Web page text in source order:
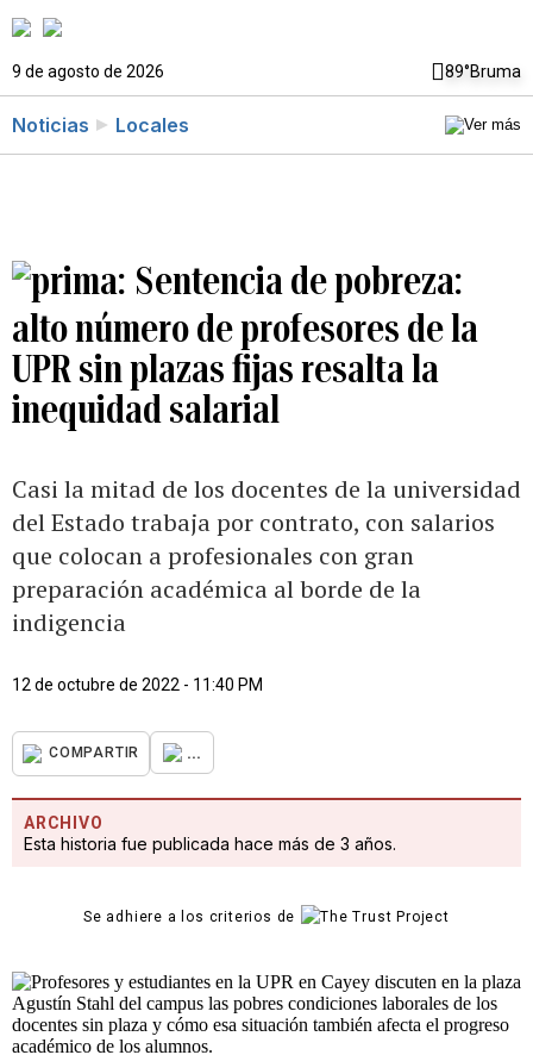
9 de agosto de 2026 89°Bruma
Noticias Locales
Sentencia de pobreza:
alto número de profesores de la
UPR sin plazas fijas resalta la
inequidad salarial
Casi la mitad de los docentes de la universidad
del Estado trabaja por contrato, con salarios
que colocan a profesionales con gran
preparación académica al borde de la
indigencia
12 de octubre de 2022 - 11:40 PM
COMPARTIR ...
ARCHIVO
Esta historia fue publicada hace más de 3 años.
Se adhiere a los criterios de